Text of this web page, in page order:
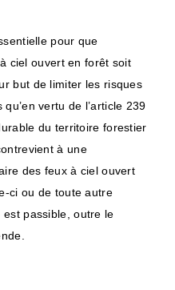
pour que
ciel ouvert en forêt soit
but de limiter les risques
vertu de l’article 239
du territoire forestier
à une
des feux à ciel ouvert
ci ou de toute autre
passible, outre le